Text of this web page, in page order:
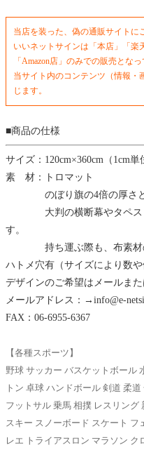
当店を装った、偽の通販サイトに
いいネットサインは「本店」「楽
「Amazon店」のみでの販売となっ
当サイト内のコンテンツ（情報・
じます。
■商品の仕様
サイズ：120cm×360cm（1cm
素 材：トロマット
のぼり旗の4倍の厚さと
大判の横断幕やタペスト
す。
持ち運ぶ際も、布素材の
ハトメ穴有（サイズにより数や
デザインのご希望はメールまた
メールアドレス： →info@e-
FAX：06-6955-6367
【各種スポーツ】
野球 サッカー バスケットボール
トン 卓球 ハンドボール 剣道 柔
フットサル 乗馬 相撲 レスリング
スキー スノーボード スケート
レエ トライアスロン マラソン